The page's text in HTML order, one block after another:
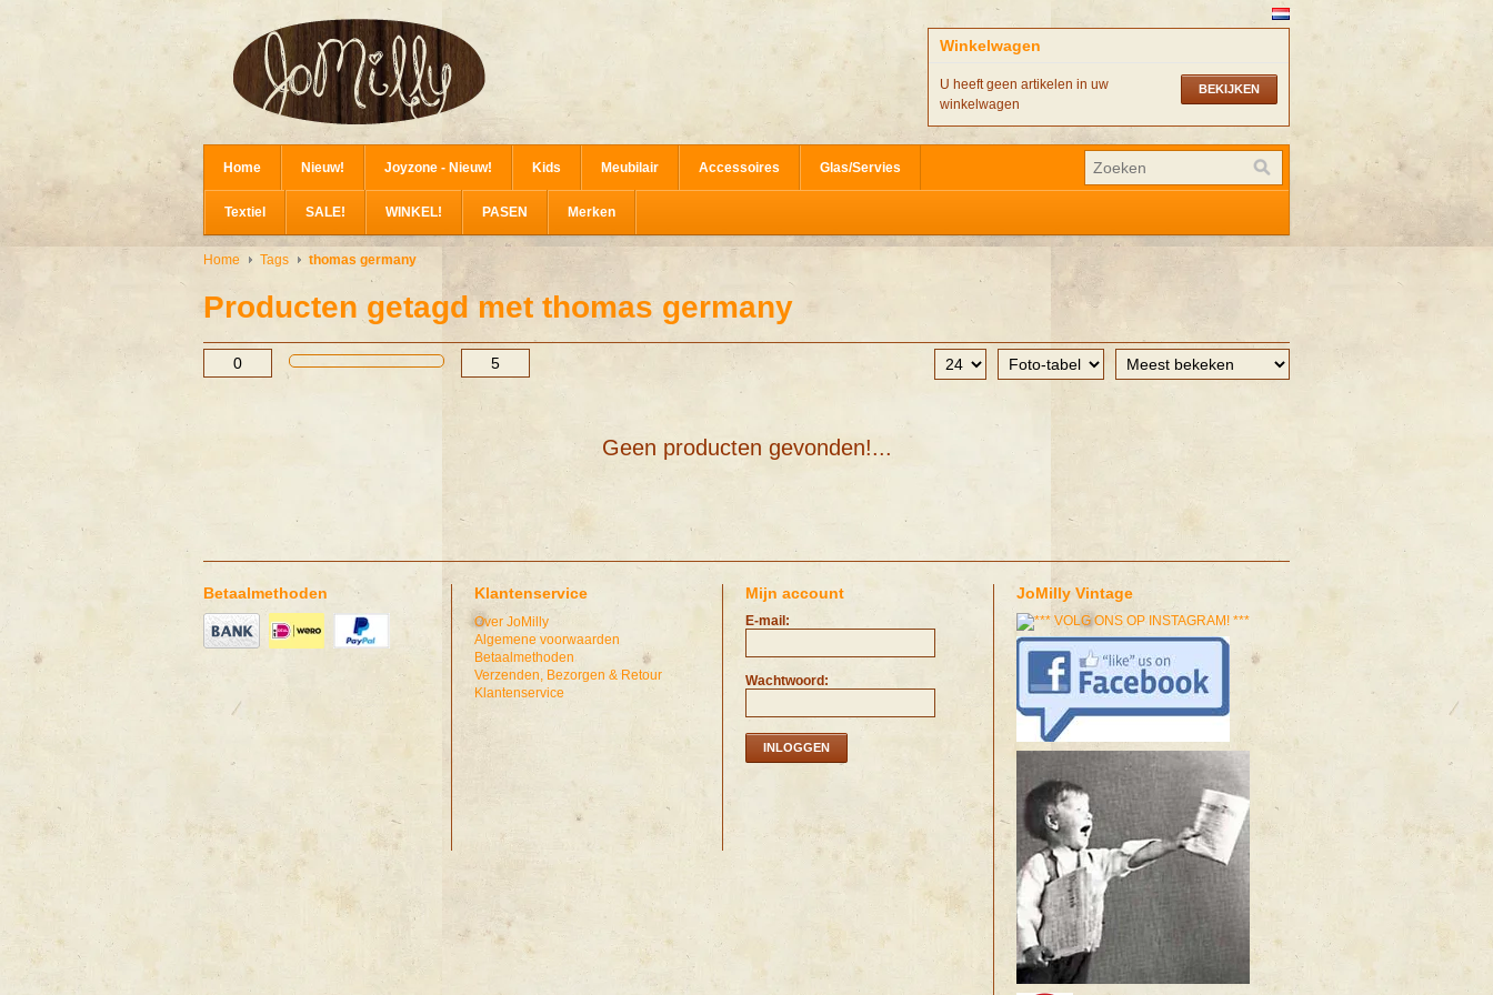
Winkelwagen
BEKIJKEN
U heeft geen artikelen in uw
winkelwagen
Home Nieuw! Joyzone - Nieuw! Kids Meubilair Accessoires Glas/Servies
Textiel SALE! WINKEL! PASEN Merken
Home Tags thomas germany
Producten getagd met thomas germany
Geen producten gevonden!...
Betaalmethoden Klantenservice
Over JoMilly
Algemene voorwaarden
Betaalmethoden
Verzenden, Bezorgen & Retour
Klantenservice
Mijn account
E-mail:
Wachtwoord:
INLOGGEN
JoMilly Vintage